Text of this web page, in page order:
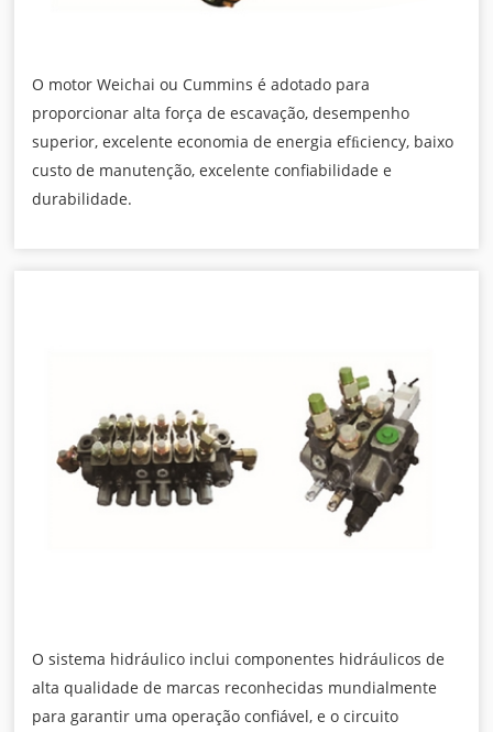
O motor Weichai ou Cummins é adotado para
proporcionar alta força de escavação, desempenho
superior, excelente economia de energia efﬁciency, baixo
custo de manutenção, excelente confiabilidade e
durabilidade.
O sistema hidráulico inclui componentes hidráulicos de
alta qualidade de marcas reconhecidas mundialmente
para garantir uma operação confiável, e o circuito